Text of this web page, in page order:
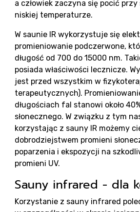
a człowiek zaczyna się pocić
niskiej temperaturze.
W saunie IR wykorzystuje się
promieniowanie podczerwone,
długość od 700 do 15000 nm.
posiada właściwości lecznicze.
jest przed wszystkim w
terapeutycznych).
długościach fal stanowi około
słonecznego. W związku z tym
korzystając z sauny IR możemy
dobrodziejstwem promieni
poparzenia i ekspozycji na
promieni UV.
Sauny infrared - dla
Korzystanie z sauny infrared